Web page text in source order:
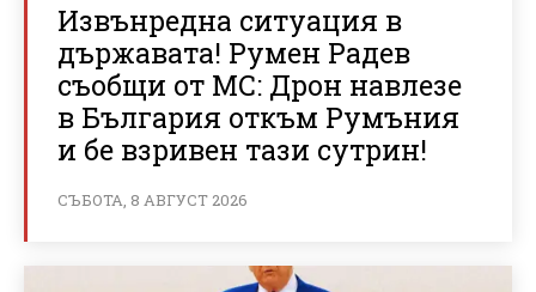
Извънредна ситуация в
държавата! Румен Радев
съобщи от МС: Дрон навлезе
в България откъм Румъния
и бе взривен тази сутрин!
СЪБОТА, 8 АВГУСТ 2026